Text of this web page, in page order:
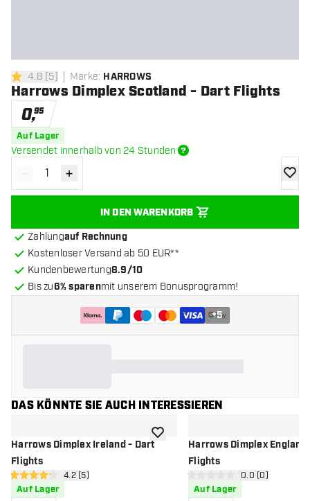
4.8 Bewertungssterne
4.8 [5] Marke: HARROWS
Harrows Dimplex Scotland - Dart Flights
0,95
Auf Lager
Versendet innerhalb von 24 Stunden
Menge verringern
- Menge erhöhen
+
IN DEN WARENKORB
Zur
Zahlungauf Rechnung
Kostenloser Versand ab 50 EUR**
Kundenbewertung8.9/10
Bis zu6% sparenmit unserem Bonusprogramm!
+5
DAS KÖNNTE SIE AUCH INTERESSIEREN
Harrows Dimplex Ireland - Dart
Flights
Bewertungsbereich öffnen
4.2 Bewertungssterne
4.2 (5)
Auf Lager
Zur Wunschliste hinzufügen
Harrows Dimplex England
Flights
0 Bewertungssterne
0.0 (0)
Auf Lager